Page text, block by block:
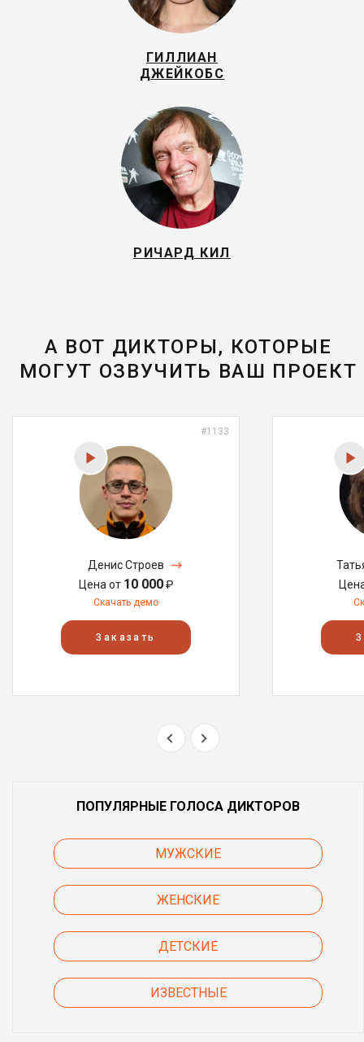
ГИЛЛИАН
ДЖЕЙКОБС
РИЧАРД КИЛ
А ВОТ ДИКТОРЫ, КОТОРЫЕ
МОГУТ ОЗВУЧИТЬ ВАШ ПРОЕКТ
#1133
Денис Строев
Цена от 10 000₽
Скачать демо
Заказать
ПОПУЛЯРНЫЕ ГОЛОСА ДИКТОРОВ
МУЖСКИЕ
ЖЕНСКИЕ
ДЕТСКИЕ
ИЗВЕСТНЫЕ